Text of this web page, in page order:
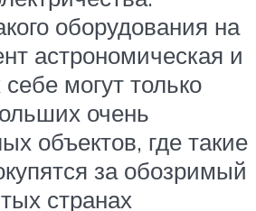
оборудования на
астрономическая и
могут только
очень
объектов, где такие
за обозримый
странах